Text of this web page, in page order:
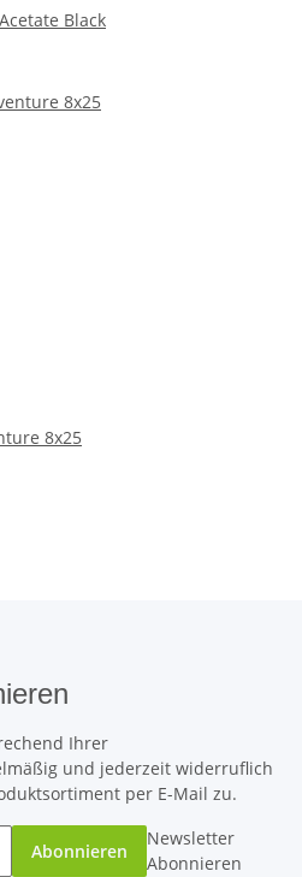
Black
8x25
Ihrer
und jederzeit widerruflich
per E-Mail zu.
Abonnieren
Newsletter
Abonnieren